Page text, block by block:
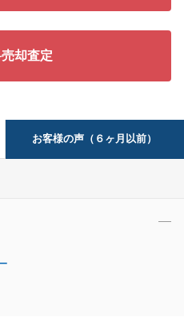
却査定
お客様の声（６ヶ月以前）